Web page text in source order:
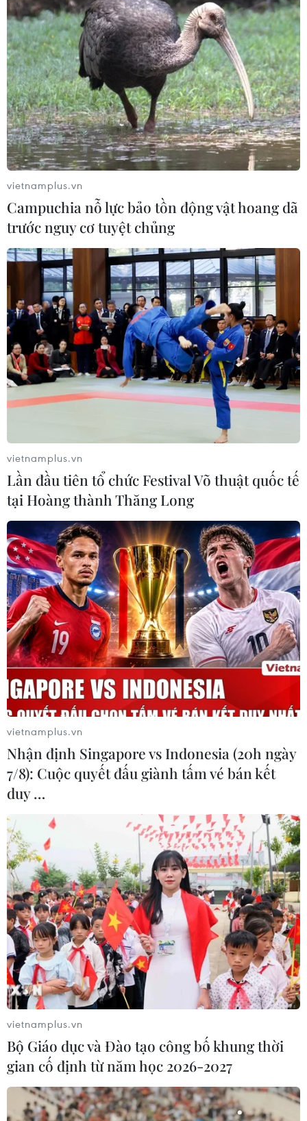
TIN CÙNG CHUYÊN MỤC
vietnamplus.vn
Campuchia nỗ lực bảo tồn động vật hoang dã
trước nguy cơ tuyệt chủng
vietnamplus.vn
Lần đầu tiên tổ chức Festival Võ thuật quốc tế
tại Hoàng thành Thăng Long
vietnamplus.vn
Nhận định Singapore vs Indonesia (20h ngày
7/8): Cuộc quyết đấu giành tấm vé bán kết
duy …
vietnamplus.vn
Bộ Giáo dục và Đào tạo công bố khung thời
gian cố định từ năm học 2026-2027